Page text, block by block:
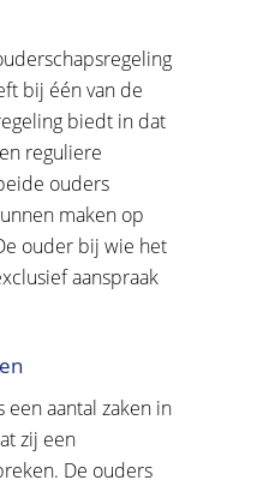
bij één van de
biedt in dat
reguliere
ouders
maken op
ouder bij wie het
aanspraak
een aantal zaken in
zij een
De ouders